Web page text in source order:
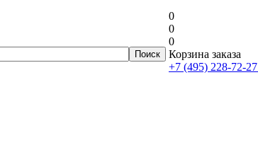
0
0
0
Корзина заказа
+7 (495) 228-72-27